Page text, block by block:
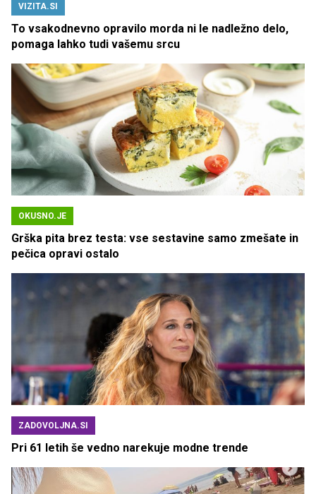
VIZITA.SI
To vsakodnevno opravilo morda ni le nadležno delo,
pomaga lahko tudi vašemu srcu
OKUSNO.JE
Grška pita brez testa: vse sestavine samo zmešate in
pečica opravi ostalo
ZADOVOLJNA.SI
Pri 61 letih še vedno narekuje modne trende